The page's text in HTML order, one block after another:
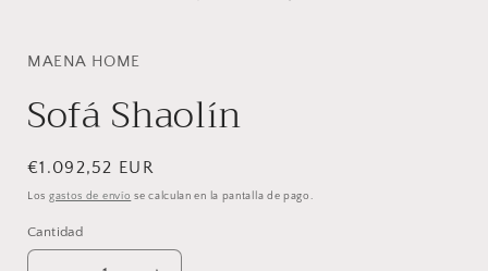
MAENA HOME
Sofá Shaolín
Precio
habitual
€1.092,52 EUR
Los gastos de envío se calculan en la pantalla de pago.
Cantidad
Cantidad